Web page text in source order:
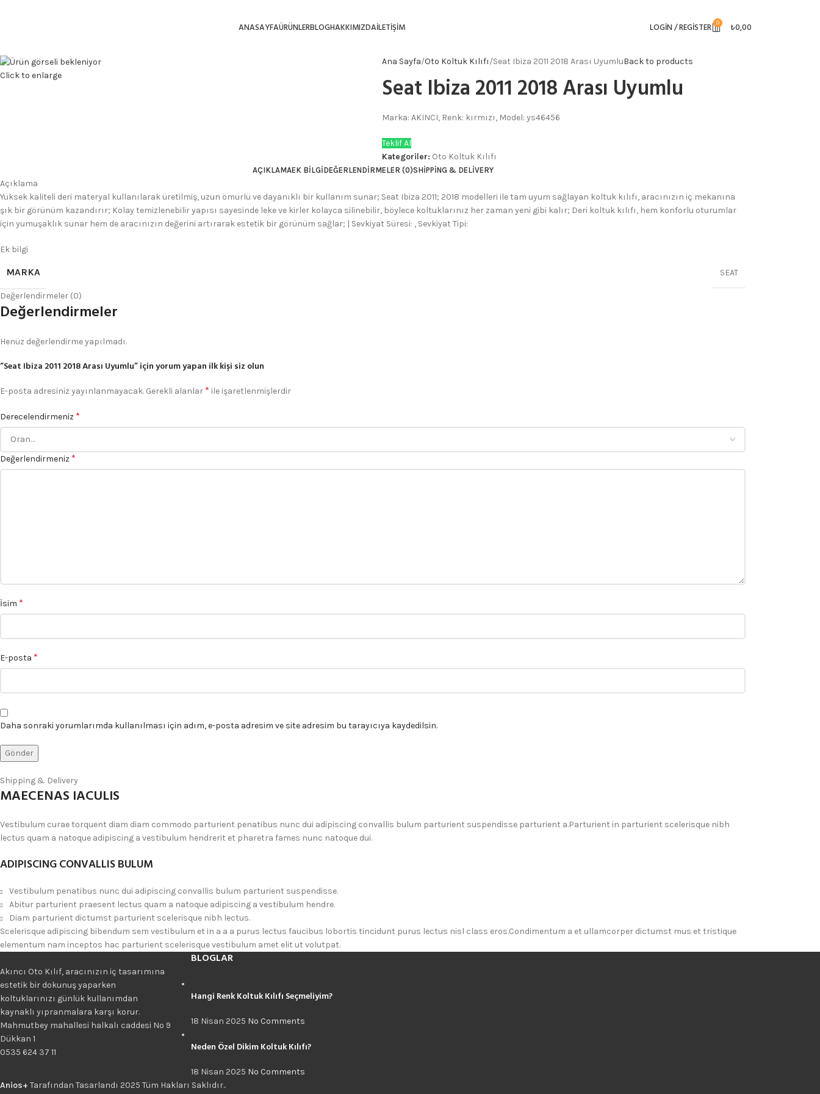
ANASAYFAÜRÜNLERBLOGHAKKIMIZDAİLETIŞIM LOGIN / REGISTER 0 ₺0,00
Click to enlarge
Ana Sayfa Oto Koltuk Kılıfı Seat Ibiza 2011 2018 Arası UyumluBack to products
Seat Ibiza 2011 2018 Arası Uyumlu
Marka: AKINCI, Renk: kırmızı, Model: ys46456
Teklif Al
Kategoriler: Oto Koltuk Kılıfı
AÇIKLAMAEK BILGIDEĞERLENDIRMELER (0)SHIPPING & DELIVERY
Açıklama
Yüksek kaliteli deri materyal kullanılarak üretilmiş, uzun ömürlü ve dayanıklı bir kullanım sunar; Seat Ibiza 2011; 2018 modelleri ile tam uyum sağlayan koltuk kılıfı, aracınızın iç mekanına
şık bir görünüm kazandırır; Kolay temizlenebilir yapısı sayesinde leke ve kirler kolayca silinebilir, böylece koltuklarınız her zaman yeni gibi kalır; Deri koltuk kılıfı, hem konforlu oturumlar
için yumuşaklık sunar hem de aracınızın değerini artırarak estetik bir görünüm sağlar; | Sevkiyat Süresi: , Sevkiyat Tipi:
Ek bilgi
MARKA SEAT
Değerlendirmeler (0)
Değerlendirmeler
Henüz değerlendirme yapılmadı.
“Seat Ibiza 2011 2018 Arası Uyumlu” için yorum yapan ilk kişi siz olun
E-posta adresiniz yayınlanmayacak. Gerekli alanlar * ile işaretlenmişlerdir
Derecelendirmeniz *
Değerlendirmeniz *
İsim *
E-posta *
Daha sonraki yorumlarımda kullanılması için adım, e-posta adresim ve site adresim bu tarayıcıya kaydedilsin.
Shipping & Delivery
MAECENAS IACULIS
Vestibulum curae torquent diam diam commodo parturient penatibus nunc dui adipiscing convallis bulum parturient suspendisse parturient a.Parturient in parturient scelerisque nibh
lectus quam a natoque adipiscing a vestibulum hendrerit et pharetra fames nunc natoque dui.
ADIPISCING CONVALLIS BULUM
Vestibulum penatibus nunc dui adipiscing convallis bulum parturient suspendisse.
Abitur parturient praesent lectus quam a natoque adipiscing a vestibulum hendre.
Diam parturient dictumst parturient scelerisque nibh lectus.
Scelerisque adipiscing bibendum sem vestibulum et in a a a purus lectus faucibus lobortis tincidunt purus lectus nisl class eros.Condimentum a et ullamcorper dictumst mus et tristique
elementum nam inceptos hac parturient scelerisque vestibulum amet elit ut volutpat.
Akıncı Oto Kılıf, aracınızın iç tasarımına
estetik bir dokunuş yaparken
koltuklarınızı günlük kullanımdan
kaynaklı yıpranmalara karşı korur.
Mahmutbey mahallesi halkalı caddesi No 9
Dükkan 1
0535 624 37 11
BLOGLAR
Hangi Renk Koltuk Kılıfı Seçmeliyim?
18 Nisan 2025 No Comments
Neden Özel Dikim Koltuk Kılıfı?
18 Nisan 2025 No Comments
Anios+ Tarafından Tasarlandı 2025 Tüm Hakları Saklıdır..